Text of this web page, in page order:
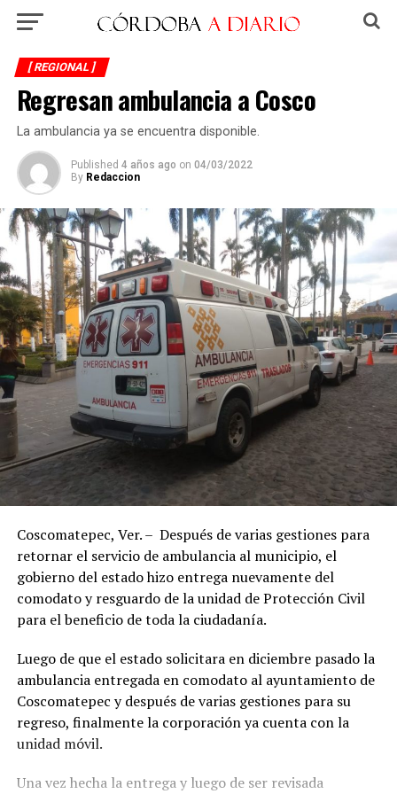
[ REGIONAL ]
Regresan ambulancia a Cosco
La ambulancia ya se encuentra disponible.
Published 4 años ago on 04/03/2022
By Redaccion
Coscomatepec, Ver. – Después de varias gestiones para
retornar el servicio de ambulancia al municipio, el
gobierno del estado hizo entrega nuevamente del
comodato y resguardo de la unidad de Protección Civil
para el beneficio de toda la ciudadanía.
Luego de que el estado solicitara en diciembre pasado la
ambulancia entregada en comodato al ayuntamiento de
Coscomatepec y después de varias gestiones para su
regreso, finalmente la corporación ya cuenta con la
unidad móvil.
Una vez hecha la entrega y luego de ser revisada